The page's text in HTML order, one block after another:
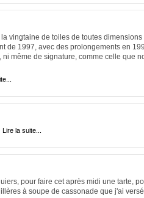
vingtaine de toiles de toutes
de 1997, avec des prolongements en
même de signature, comme celle que
Lire la suite...
pour faire cet après midi une tarte,
à soupe de cassonade que j'ai